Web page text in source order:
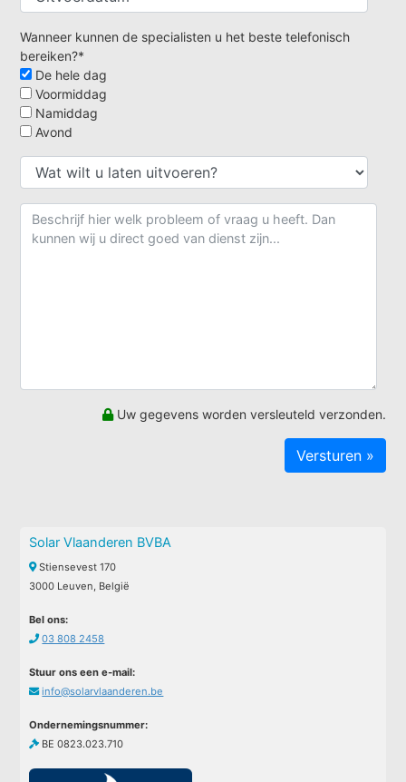
Wanneer kunnen de specialisten u het beste telefonisch
bereiken?*
De hele dag
Voormiddag
Namiddag
Avond
Uw gegevens worden versleuteld verzonden.
Solar Vlaanderen BVBA
Stiensevest 170
3000 Leuven, België
Bel ons:
03 808 2458
Stuur ons een e-mail:
info@solarvlaanderen.be
Ondernemingsnummer:
BE 0823.023.710